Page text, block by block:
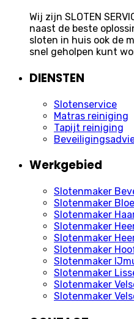
Wij zijn SLOTEN
naast de beste
sloten in huis ook de
snel geholpen kunt
DIENSTEN
Slotenservice
Matras reiniging
Tapijt reiniging
Werkgebied
Slotenmaker
Slotenmaker
Slotenmaker
Slotenmaker
Slotenmaker
Slotenmaker
Slotenmaker
Slotenmaker
Slotenmaker
Slotenmaker